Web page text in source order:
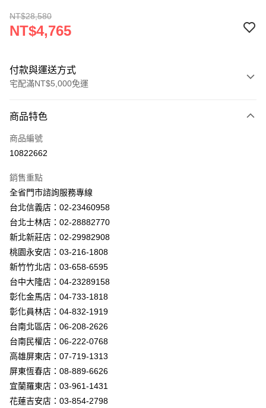
NT$28,580
NT$4,765
付款與運送方式
宅配滿NT$5,000免運
信用卡一次付款
LINE Pay
街口支付
悠遊付
Google Pay
全盈+PAY
AFTEE先享後付
相關說明
【關於「AFTEE先享後付」】
AFTEE先享後付是「在收到商品之後才付款」的支付方式。 讓您購物簡單
便利好安心！
１．簡單：不需註冊會員、不需綁卡、不需儲值。
３．安心：先確認商品／服務後，再付款。
【「AFTEE先享後付」結帳流程】
１．於結帳方式選擇「AFTEE先享後付」後，將跳轉至「AFTEE先享後付」
結帳頁面，進行簡訊認證並確認金額後，即可完成結帳。
ATM付款
運送方式
新竹貨運宅配
商品特色
商品編號
10822662
銷售重點
全省門市諮詢服務專線
台北信義店：02-23460958
台北士林店：02-28882770
新北新莊店：02-29982908
桃園永安店：03-216-1808
新竹竹北店：03-658-6595
台中大隆店：04-23289158
彰化金馬店：04-733-1818
彰化員林店：04-832-1919
台南北區店：06-208-2626
台南民權店：06-222-0768
高雄屏東店：07-719-1313
屏東恆春店：08-889-6626
宜蘭羅東店：03-961-1431
花蓮吉安店：03-854-2798